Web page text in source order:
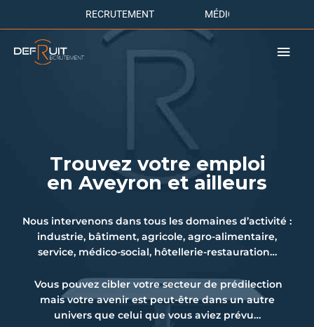
RECRUTEMENT MÉDIC
Trouvez votre emploi
en Aveyron et ailleurs
Nous intervenons dans tous les domaines d’activité :
industrie, bâtiment, agricole, agro-alimentaire,
service, médico-social, hôtellerie-restauration…
Vous pouvez cibler votre secteur de prédilection
mais votre avenir est peut-être dans un autre
univers que celui que vous aviez prévu…